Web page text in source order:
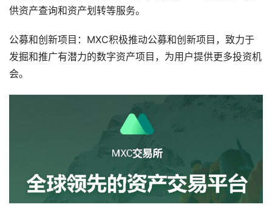
供资产查询和资产划转等服务。
公募和创新项目：MXC积极推动公募和创新项目，致力于
发掘和推广有潜力的数字资产项目，为用户提供更多投资机
会。